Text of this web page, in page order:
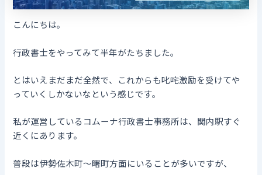
こんにちは。
行政書士をやってみて半年がたちました。
とはいえまだまだ全然で、これからも叱咤激励を受けてや
っていくしかないなという感じです。
私が運営しているコムーナ行政書士事務所は、関内駅すぐ
近くにあります。
普段は伊勢佐木町～曙町方面にいることが多いですが、